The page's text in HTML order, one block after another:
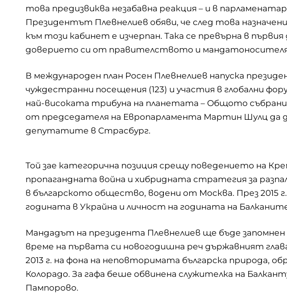
това предизвиква незабавна реакция – и в
Президентът Плевнелиев обяви, че след това
към този кабинет е изчерпан. Така се превърна в първия
доверието си от правителството и
В международен план Росен Плевнелиев напуска
чуждестранни посещения (123) и участия в глобални
най-високата трибуна на планетата – Общото
от председателя на Европарламента Мартин Шулц да
депутатите в Страсбург.
Той зае категорична позиция срещу поведението на
пропагандната война и хибридната стратегия за
в българското общество, водени от Москва. През 2015
годината в Украйна и личност на годината на
Мандадът на президента Плевнелиев ще бъде запомнен
време на първата си новогодишна реч държавният
2013 г. на фона на неповторимата българска природа,
Колорадо. За гафа беше обвинена служителка на
Пампорово.